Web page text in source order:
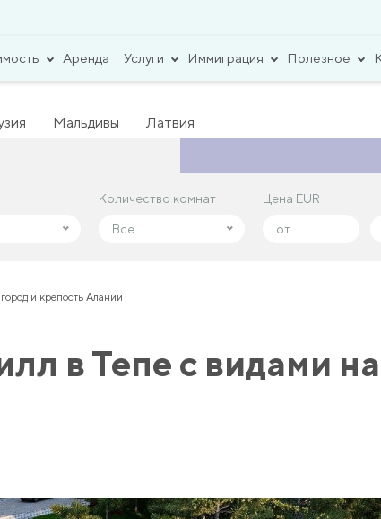
Аренда Услуги Иммиграция Полезное
Мальдивы
Латвия
Количество комнат
Все
Цена EUR
Количество комнат
Все
Цена EUR
и крепость Алании
в Тепе с видами